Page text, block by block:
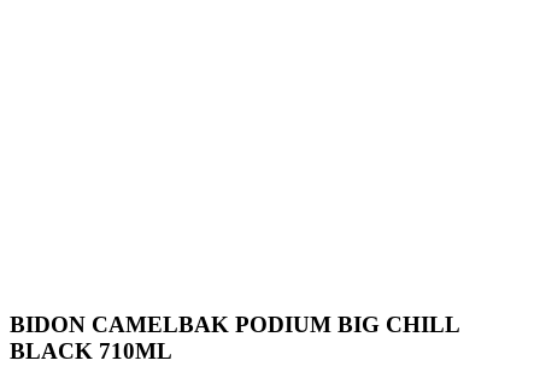
BIDON CAMELBAK PODIUM BIG CHILL
BLACK 710ML